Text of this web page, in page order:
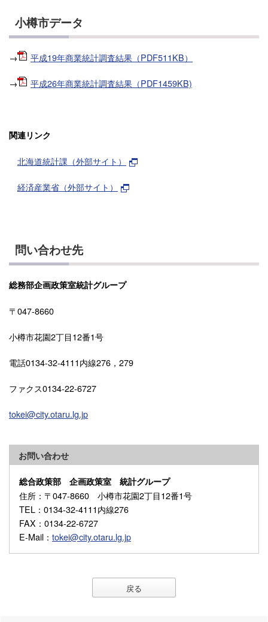
小樽市データ
→ 平成19年商業統計調査結果（PDF511KB）
→ 平成26年商業統計調査結果（PDF1459KB)
関連リンク
北海道統計課（外部サイト）
経済産業省（外部サイト）
問い合わせ先
総務部企画政策室統計グループ
〒047-8660
小樽市花園2丁目12番1号
電話0134-32-4111内線276，279
ファクス0134-22-6727
tokei@city.otaru.lg.jp
お問い合わせ
総合政策部 企画政策室 統計グループ
住所 ：〒047-8660 小樽市花園2丁目12番1号
TEL ：0134-32-4111内線276
FAX ：0134-22-6727
E-Mail ： tokei@city.otaru.lg.jp
戻る